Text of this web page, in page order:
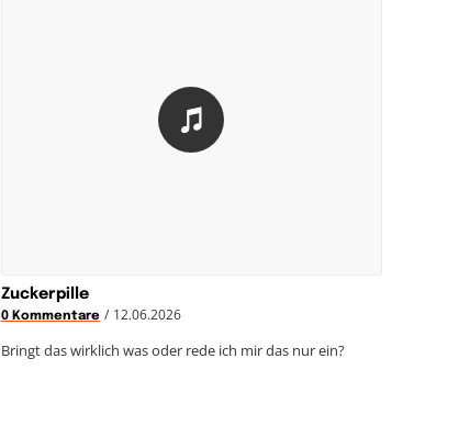
Zuckerpille
0 Kommentare / 12.06.2026
Bringt das wirklich was oder rede ich mir das nur ein?